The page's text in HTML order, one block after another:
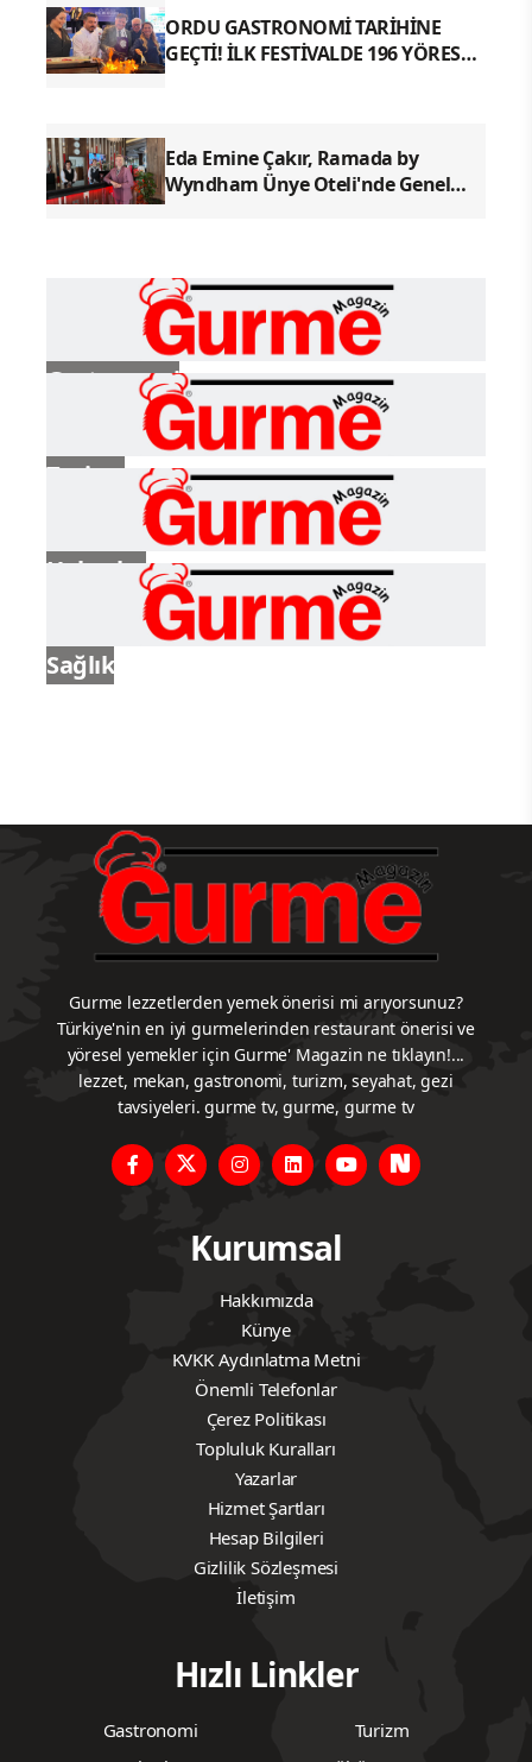
ORDU GASTRONOMİ TARİHİNE
GEÇTİ! İLK FESTİVALDE 196 YÖRESEL
Eda Emine Çakır, Ramada by
Wyndham Ünye Oteli'nde Genel
Gastronomi
Turizm
Haberler
Sağlık
Gurme lezzetlerden yemek önerisi mi arıyorsunuz?
Türkiye'nin en iyi gurmelerinden restaurant önerisi ve
yöresel yemekler için Gurme' Magazin ne tıklayın!...
lezzet, mekan, gastronomi, turizm, seyahat, gezi
tavsiyeleri. gurme tv, gurme, gurme tv
Kurumsal
Hakkımızda
Künye
KVKK Aydınlatma Metni
Önemli Telefonlar
Çerez Politikası
Topluluk Kuralları
Yazarlar
Hizmet Şartları
Hesap Bilgileri
Gizlilik Sözleşmesi
İletişim
Hızlı Linkler
Gastronomi
Turizm